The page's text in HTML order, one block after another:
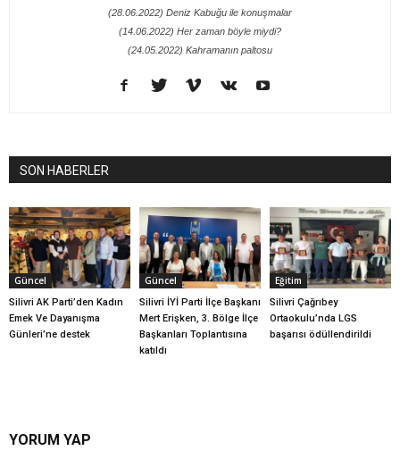
(28.06.2022) Deniz Kabuğu ile konuşmalar
(14.06.2022) Her zaman böyle miydi?
(24.05.2022) Kahramanın paltosu
SON HABERLER
Güncel
Silivri AK Parti’den Kadın
Emek Ve Dayanışma
Günleri’ne destek
Güncel
Silivri İYİ Parti İlçe Başkanı
Mert Erişken, 3. Bölge İlçe
Başkanları Toplantısına
katıldı
Eğitim
Silivri Çağrıbey
Ortaokulu’nda LGS
başarısı ödüllendirildi
YORUM YAP